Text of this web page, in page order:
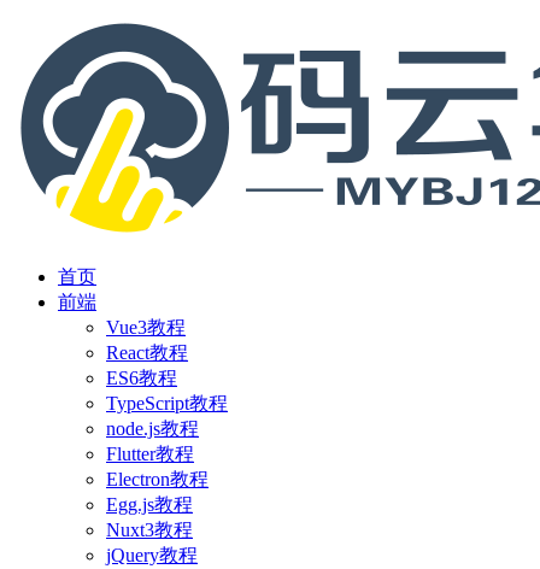
首页
前端
Vue3教程
React教程
ES6教程
TypeScript教程
node.js教程
Flutter教程
Electron教程
Egg.js教程
Nuxt3教程
jQuery教程